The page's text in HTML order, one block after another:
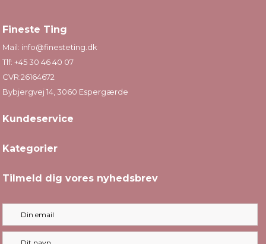
Fineste Ting
Mail: info@finesteting.dk
Tlf:+45 30 46 40 07
CVR:26164672
Bybjergvej 14, 3060 Espergærde
Kundeservice
Kategorier
Tilmeld dig vores nyhedsbrev